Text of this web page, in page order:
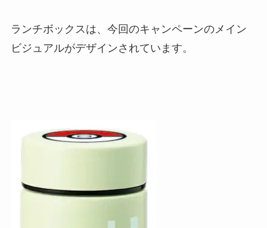
ランチボックスは、今回のキャンペーンのメイン
ビジュアルがデザインされています。